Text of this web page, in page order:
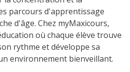
parcours d'apprentissage
d'âge. Chez myMaxicours,
où chaque élève trouve
rythme et développe sa
environnement bienveillant.